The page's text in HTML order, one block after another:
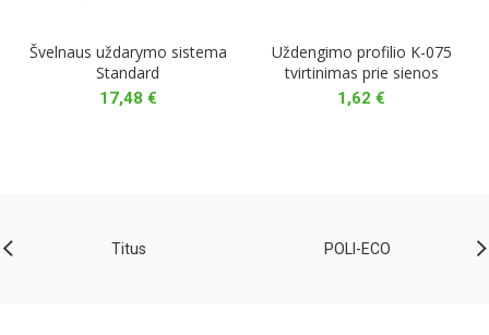
Švelnaus uždarymo sistema
Standard
17,48 €
Uždengimo profilio K-075
tvirtinimas prie sienos
1,62 €
Titus POLI-ECO